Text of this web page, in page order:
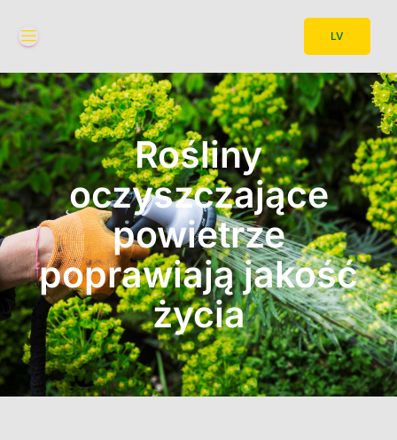
LV
Rośliny
oczyszczające
powietrze
poprawiają jakość
życia